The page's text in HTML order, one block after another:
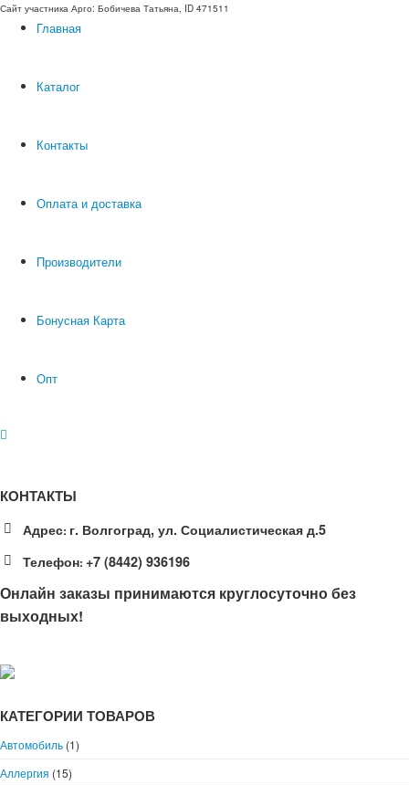
Сайт участника Арго: Бобичева Татьяна, ID 471511
Главная
Каталог
Контакты
Оплата и доставка
Производители
Бонусная Карта
Опт
КОНТАКТЫ
Адрес: г. Волгоград, ул. Социалистическая д.5
Телефон: +7 (8442) 936196
Онлайн заказы принимаются круглосуточно без
выходных!
КАТЕГОРИИ ТОВАРОВ
Автомобиль (1)
Аллергия (15)